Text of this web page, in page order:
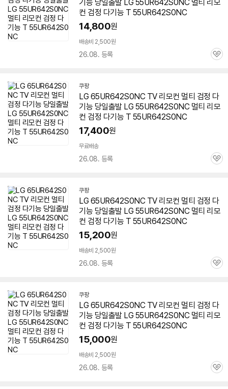
기능 당일출발 LG 55UR642S0NC멀티 리모
컨 검정 다기능 T 55UR642S0NC
14,800원
배송비 2,500원
26.08. 등록
관
쿠팡
LG 65UR642S0NC TV 리모컨 멀티 검정 다
기능 당일출발 LG 55UR642S0NC멀티 리모
컨 검정 다기능 T 55UR642S0NC
17,400원
무료배송
26.08. 등록
관
쿠팡
LG 65UR642S0NC TV 리모컨 멀티 검정 다
기능 당일출발 LG 55UR642S0NC멀티 리모
컨 검정 다기능 T 55UR642S0NC
15,200원
배송비 2,500원
26.08. 등록
관
쿠팡
LG 65UR642S0NC TV 리모컨 멀티 검정 다
기능 당일출발 LG 55UR642S0NC멀티 리모
컨 검정 다기능 T 55UR642S0NC
15,000원
배송비 2,500원
26.08. 등록
관